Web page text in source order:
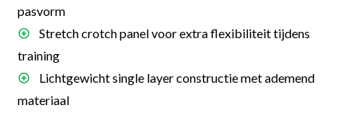
pasvorm
Stretch crotch panel voor extra flexibiliteit tijdens
training
Lichtgewicht single layer constructie met ademend
materiaal